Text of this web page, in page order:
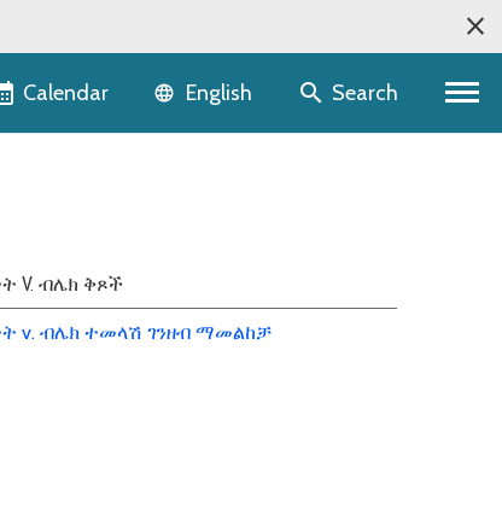
Calendar Language selector
English Search
V. ብሌክ ቅጾች
v. ብሌክ ተመላሽ ገንዘብ ማመልከቻ